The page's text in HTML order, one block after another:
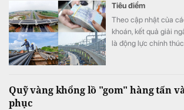
Tiêu điểm
Theo cập nhật của
khoán, kết quả giải
là động lực chính
Quỹ vàng khổng lồ "gom" hàng tấn
phục